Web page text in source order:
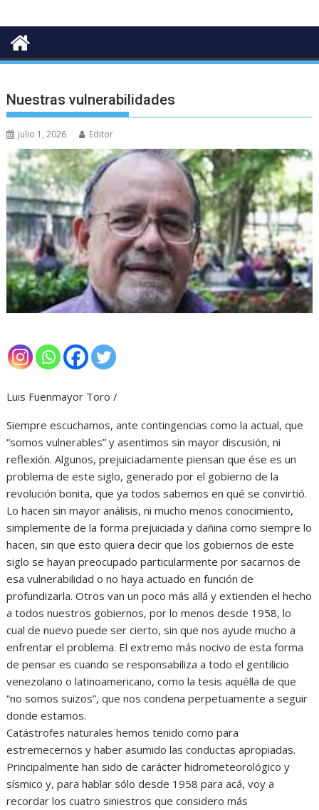
Nuestras vulnerabilidades
julio 1, 2026 Editor
Luis Fuenmayor Toro /
Siempre escuchamos, ante contingencias como la actual, que
“somos vulnerables” y asentimos sin mayor discusión, ni
reflexión. Algunos, prejuiciadamente piensan que ése es un
problema de este siglo, generado por el gobierno de la
revolución bonita, que ya todos sabemos en qué se convirtió.
Lo hacen sin mayor análisis, ni mucho menos conocimiento,
simplemente de la forma prejuiciada y dañina como siempre lo
hacen, sin que esto quiera decir que los gobiernos de este
siglo se hayan preocupado particularmente por sacarnos de
esa vulnerabilidad o no haya actuado en función de
profundizarla. Otros van un poco más allá y extienden el hecho
a todos nuestros gobiernos, por lo menos desde 1958, lo
cual de nuevo puede ser cierto, sin que nos ayude mucho a
enfrentar el problema. El extremo más nocivo de esta forma
de pensar es cuando se responsabiliza a todo el gentilicio
venezolano o latinoamericano, como la tesis aquélla de que
“no somos suizos”, que nos condena perpetuamente a seguir
donde estamos.
Catástrofes naturales hemos tenido como para
estremecernos y haber asumido las conductas apropiadas.
Principalmente han sido de carácter hidrometeorológico y
sísmico y, para hablar sólo desde 1958 para acá, voy a
recordar los cuatro siniestros que considero más